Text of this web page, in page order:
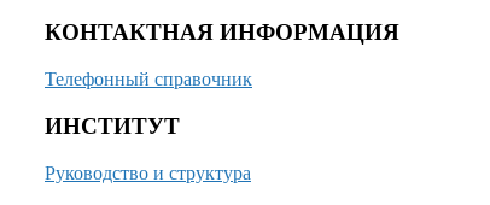
КОНТАКТНАЯ ИНФОРМАЦИЯ
Телефонный справочник
ИНСТИТУТ
Руководство и структура